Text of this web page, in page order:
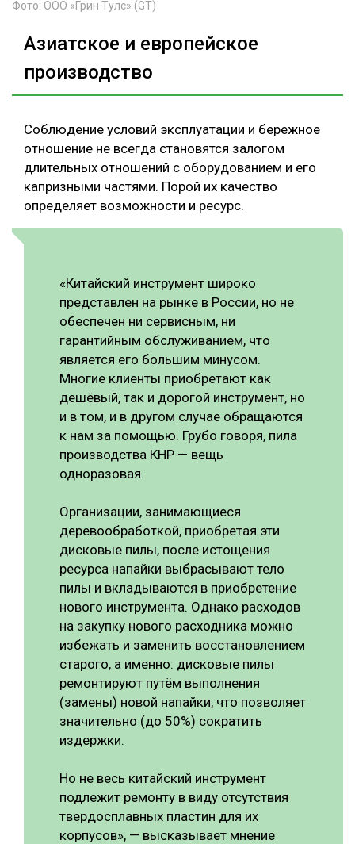
Фото: ООО «Грин Тулс» (GT)
Азиатское и европейское
производство
Соблюдение условий эксплуатации и бережное
отношение не всегда становятся залогом
длительных отношений с оборудованием и его
капризными частями. Порой их качество
определяет возможности и ресурс.
«Китайский инструмент широко
представлен на рынке в России, но не
обеспечен ни сервисным, ни
гарантийным обслуживанием, что
является его большим минусом.
Многие клиенты приобретают как
дешёвый, так и дорогой инструмент, но
и в том, и в другом случае обращаются
к нам за помощью. Грубо говоря, пила
производства КНР — вещь
одноразовая.
Организации, занимающиеся
деревообработкой, приобретая эти
дисковые пилы, после истощения
ресурса напайки выбрасывают тело
пилы и вкладываются в приобретение
нового инструмента. Однако расходов
на закупку нового расходника можно
избежать и заменить восстановлением
старого, а именно: дисковые пилы
ремонтируют путём выполнения
(замены) новой напайки, что позволяет
значительно (до 50%) сократить
издержки.
Но не весь китайский инструмент
подлежит ремонту в виду отсутствия
твердосплавных пластин для их
корпусов», — высказывает мнение